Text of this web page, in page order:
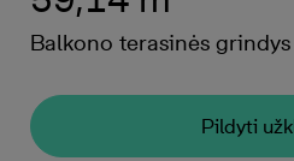
Balkono terasinės
Pildyti